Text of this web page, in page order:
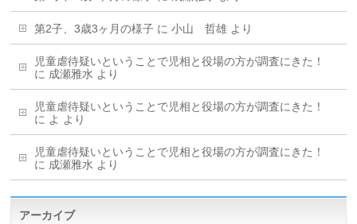
第2子、3歳3ヶ月の様子 に小山 哲雄 より
児童虐待疑いということで児相と役場の方が調査にきた！
に 成瀬雅水 より
児童虐待疑いということで児相と役場の方が調査にきた！
に よ より
児童虐待疑いということで児相と役場の方が調査にきた！
に 成瀬雅水 より
アーカイブ